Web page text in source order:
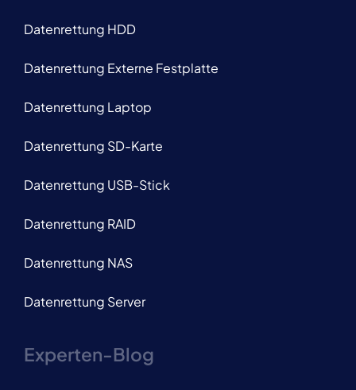
Datenrettung HDD
Datenrettung Externe Festplatte
Datenrettung Laptop
Datenrettung SD-Karte
Datenrettung USB-Stick
Datenrettung RAID
Datenrettung NAS
Datenrettung Server
Experten-Blog